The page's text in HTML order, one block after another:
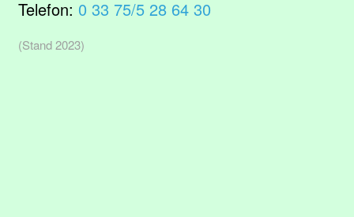
Telefon: 0 33 75/5 28 64 30
(Stand 2023)